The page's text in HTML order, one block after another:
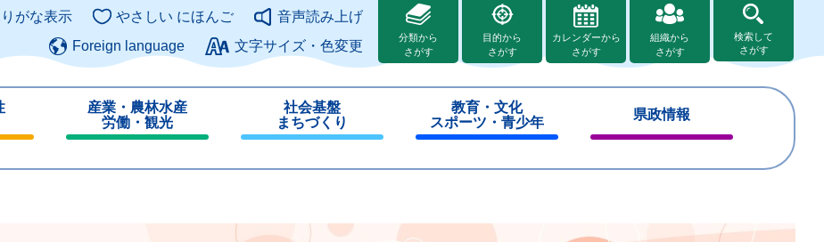
このページの本文へ
がな表示 やさしい にほんご
音声読み上げ
Foreign language
文字サイズ・色変更
分類から
さがす
目的から
さがす
カレンダーから
さがす
組織から
さがす
検索して
さがす
産業・農林水産
労働・観光
じ
社会基盤
まちづくり
じ
教育・文化
スポーツ・青少年
じ
県政情報
じ